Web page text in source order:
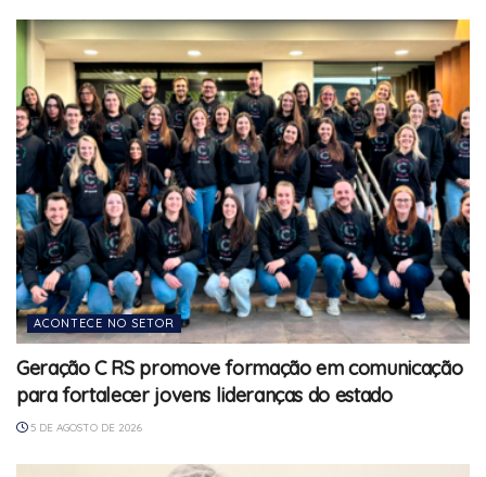
ACONTECE NO SETOR
Geração C RS promove formação em comunicação
para fortalecer jovens lideranças do estado
5 DE AGOSTO DE 2026